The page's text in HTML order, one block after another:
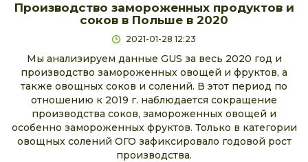
Производство замороженных продуктов и
соков в Польше в 2020
2021-01-28 12:23
Мы анализируем данные GUS за весь 2020 год и
производство замороженных овощей и фруктов, а
также овощных соков и солений. В этот период по
отношению к 2019 г. наблюдается сокращение
производства соков, замороженных овощей и
особенно замороженных фруктов. Только в категории
овощных солений ОГО зафиксировало годовой рост
производства.